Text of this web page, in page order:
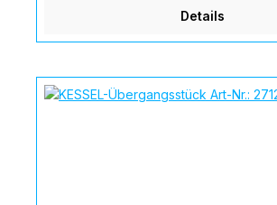
Details